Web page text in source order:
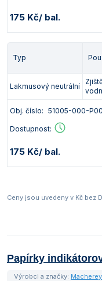
175 Kč/ bal.
Typ
Lakmusový neutrální
Obj. číslo: 51005-000-
Dostupnost:
175 Kč/ bal.
Ceny jsou uvedeny v Kč bez
Papírky
Výrobci a značky: